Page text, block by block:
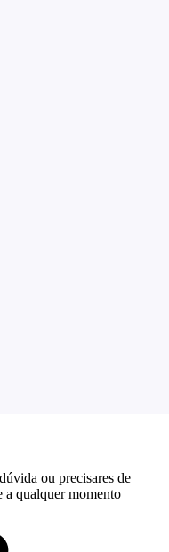
ou precisares de
a qualquer momento